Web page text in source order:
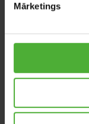
Mārketings